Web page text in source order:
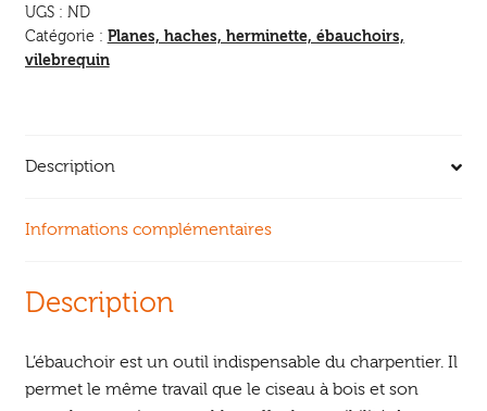
UGS : ND
Catégorie : Planes, haches, herminette, ébauchoirs,
vilebrequin
Description
Informations complémentaires
Description
L’ébauchoir est un outil indispensable du charpentier. Il
permet le même travail que le ciseau à bois et son